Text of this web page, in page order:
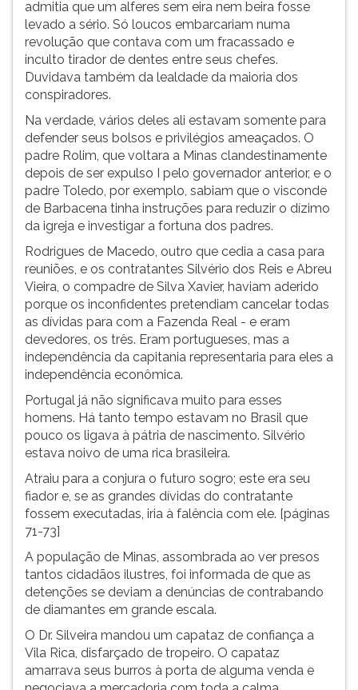
admitia que um alferes sem eira nem beira fosse
levado a sério. Só loucos embarcariam numa
revolução que contava com um fracassado e
inculto tirador de dentes entre seus chefes.
Duvidava também da lealdade da maioria dos
conspiradores.
Na verdade, vários deles ali estavam somente para
defender seus bolsos e privilégios ameaçados. O
padre Rolim, que voltara a Minas clandestinamente
depois de ser expulso I pelo governador anterior, e o
padre Toledo, por exemplo, sabiam que o visconde
de Barbacena tinha instruções para reduzir o dízimo
da igreja e investigar a fortuna dos padres.
Rodrigues de Macedo, outro que cedia a casa para
reuniões, e os contratantes Silvério dos Reis e Abreu
Vieira, o compadre de Silva Xavier, haviam aderido
porque os inconfidentes pretendiam cancelar todas
as dívidas para com a Fazenda Real - e eram
devedores, os três. Eram portugueses, mas a
independência da capitania representaria para eles a
independência econômica.
Portugal já não significava muito para esses
homens. Há tanto tempo estavam no Brasil que
pouco os ligava à pátria de nascimento. Silvério
estava noivo de uma rica brasileira.
Atraiu para a conjura o futuro sogro; este era seu
fiador e, se as grandes dívidas do contratante
fossem executadas, iria à falência com ele. [páginas
71-73]
A população de Minas, assombrada ao ver presos
tantos cidadãos ilustres, foi informada de que as
detenções se deviam a denúncias de contrabando
de diamantes em grande escala.
O Dr. Silveira mandou um capataz de confiança a
Vila Rica, disfarçado de tropeiro. O capataz
amarrava seus burros à porta de alguma venda e